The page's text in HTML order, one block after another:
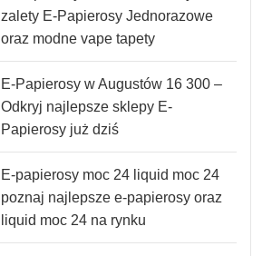
zalety E-Papierosy Jednorazowe
oraz modne vape tapety
E-Papierosy w Augustów 16 300 –
Odkryj najlepsze sklepy E-
Papierosy już dziś
E-papierosy moc 24 liquid moc 24
poznaj najlepsze e-papierosy oraz
liquid moc 24 na rynku